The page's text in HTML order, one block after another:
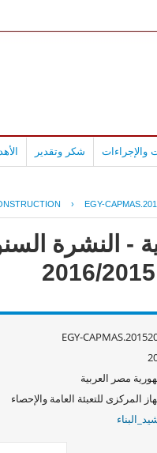
والإجراءات شكر وتقدير
› EGY-
- النشرة
EGY-
مصر العربية
المركزى للتعبئة العامة والإحصاء